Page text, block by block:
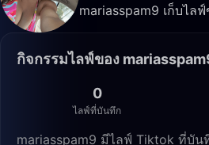
mariasspam9 เก็บไล
กิจกรรมไลฟ์ของ
0
ไลฟ์ที่บันทึก
mariasspam9 มีไลฟ์ Tiktok ที่บัน